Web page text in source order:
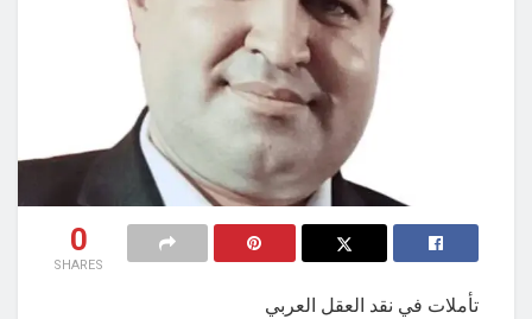
0
SHARES
تأملات في نقد العقل العربي